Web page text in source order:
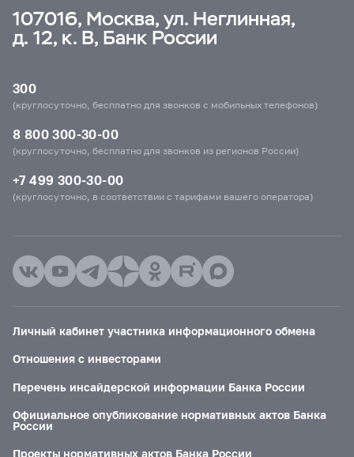
107016, Москва, ул. Неглинная,
д. 12, к. В, Банк России
300
(круглосуточно, бесплатно для звонков с мобильных телефонов)
8 800 300-30-00
(круглосуточно, бесплатно для звонков из регионов России)
+7 499 300-30-00
(круглосуточно, в соответствии с тарифами вашего оператора)
Личный кабинет участника информационного обмена
Отношения с инвесторами
Перечень инсайдерской информации Банка России
Официальное опубликование нормативных актов Банка
России
Проекты нормативных актов Банка России